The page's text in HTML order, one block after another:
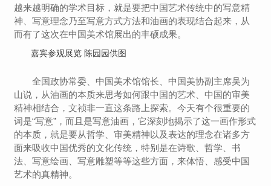
越来越明确的学术目标，就是要把中国艺术传统中的写意精
神、写意理念乃至写意方式方法和油画的表现结合起来，从
而有了这次在中国美术馆展出的丰硕成果。
嘉宾参观展览 陈园园供图
全国政协常委、中国美术馆馆长、中国美协副主席吴为
山说，从油画的本质来思考如何跟中国的艺术、中国的审美
精神相结合，文祯非一直这条路上探索。今天有个很重要的
词是“写意”，而且是写意油画，它深刻地揭示了这一画作形式
的本质，就是要从哲学、审美精神以及表达的理念在诸多方
面来吸收中国优秀的文化传统，特别是在诗歌、哲学、书
法、写意绘画、写意雕塑等等这些方面，来体悟、感受中国
艺术的真精神。